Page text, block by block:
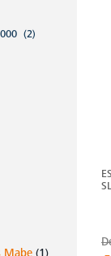
(2)
Mabe (1)